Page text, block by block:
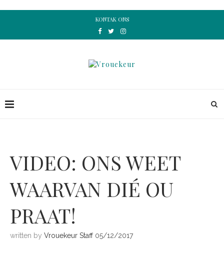
KONTAK ONS
VIDEO: ONS WEET
WAARVAN DIÉ OU
PRAAT!
written by Vrouekeur Staff 05/12/2017